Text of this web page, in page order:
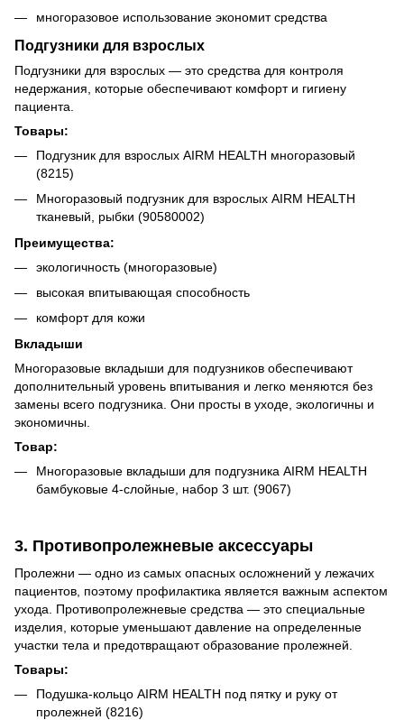
многоразовое использование экономит средства
Подгузники для взрослых
Подгузники для взрослых — это средства для контроля
недержания, которые обеспечивают комфорт и гигиену
пациента.
Товары:
Подгузник для взрослых AIRM HEALTH многоразовый
(8215)
Многоразовый подгузник для взрослых AIRM HEALTH
тканевый, рыбки (90580002)
Преимущества:
экологичность (многоразовые)
высокая впитывающая способность
комфорт для кожи
Вкладыши
Многоразовые вкладыши для подгузников обеспечивают
дополнительный уровень впитывания и легко меняются без
замены всего подгузника. Они просты в уходе, экологичны и
экономичны.
Товар:
Многоразовые вкладыши для подгузника AIRM HEALTH
бамбуковые 4-слойные, набор 3 шт. (9067)
3. Противопролежневые аксессуары
Пролежни — одно из самых опасных осложнений у лежачих
пациентов, поэтому профилактика является важным аспектом
ухода. Противопролежневые средства — это специальные
изделия, которые уменьшают давление на определенные
участки тела и предотвращают образование пролежней.
Товары:
Подушка-кольцо AIRM HEALTH под пятку и руку от
пролежней (8216)